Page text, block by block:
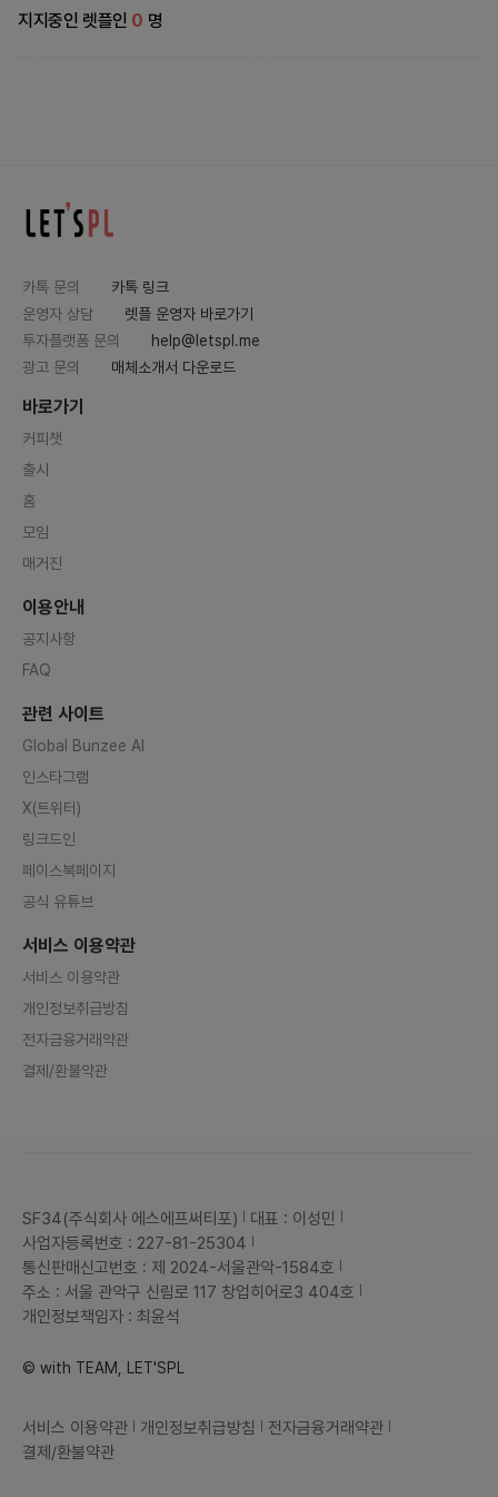
지지중인 렛플인 0 명
카톡 문의
카톡 링크
운영자 상담
렛플 운영자 바로가기
투자플랫폼 문의
help@letspl.me
광고 문의
매체소개서 다운로드
바로가기
커피챗
출시
홈
모임
매거진
이용안내
공지사항
FAQ
관련 사이트
Global Bunzee AI
인스타그램
X(트위터)
링크드인
페이스북페이지
공식 유튜브
서비스 이용약관
서비스 이용약관
개인정보취급방침
전자금융거래약관
결제/환불약관
SF34(주식회사 에스에프써티포)
대표 : 이성민
사업자등록번호 : 227-81-25304
통신판매신고번호 : 제 2024-서울관악-1584호
주소 : 서울 관악구 신림로 117 창업히어로3 404호
개인정보책임자 : 최윤석
© with TEAM, LET'SPL
서비스 이용약관 개인정보취급방침
전자금융거래약관
결제/환불약관